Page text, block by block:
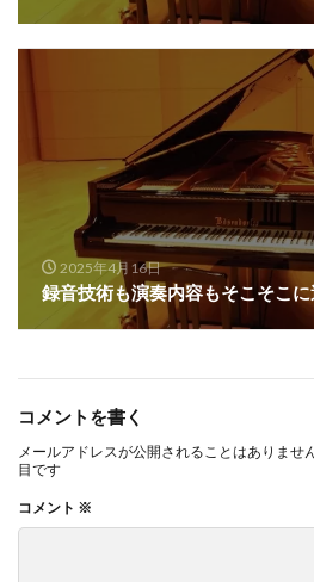
2025年4月16日
録音技術も演奏内容もそこそこに
コメントを書く
メールアドレスが公開されることはありません
目です
コメント ※